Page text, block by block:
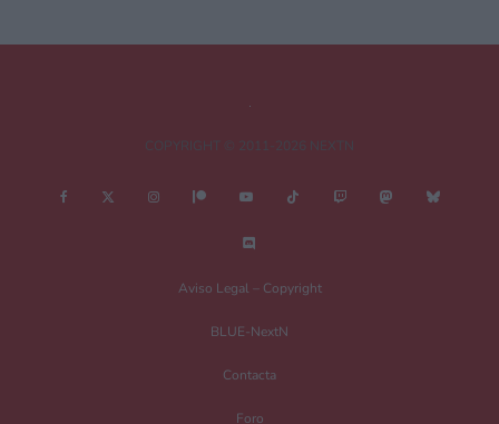
Aviso Legal – Copyright
BLUE-NextN
Contacta
Foro